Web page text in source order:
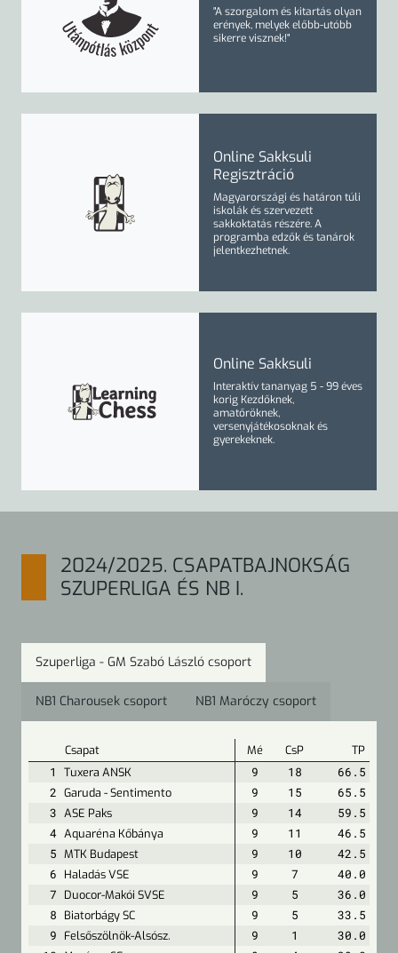
"A szorgalom és kitartás olyan
erények, melyek előbb-utóbb
sikerre visznek!"
Online Sakksuli
Regisztráció
Magyarországi és határon túli
iskolák és szervezett
sakkoktatás részére. A
programba edzőkéstanárok
jelentkezhetnek.
Online Sakksuli
Interaktív tananyag 5 - 99 éves
korig Kezdőknek,
amatőröknek,
versenyjátékosoknak és
gyerekeknek.
2024/2025. CSAPATBAJNOKSÁG
SZUPERLIGA ÉS NB I.
Szuperliga - GM Szabó László csoport
NB1 Charousek csoport NB1 Maróczy csoport
Csapat Mé CsP TP
1 Tuxera ANSK 9 18
66.5
2 Garuda - Sentimento 9 15
65.5
3 ASE Paks 9 14
59.5
4 Aquaréna Kőbánya 9 11
46.5
5 MTK Budapest 9 10
42.5
6
Haladás VSE 9 7
40.0
7
Duocor-Makói SVSE 9 5
36.0
8
Biatorbágy SC 9 5
33.5
9
Felsőszölnök-Alsósz. 9 1
30.0